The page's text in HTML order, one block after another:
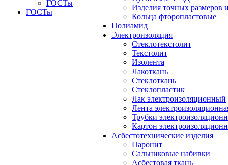
ГОСТы
ГОСТы
Изделия точных размеров
Кольца фторопластовые
Полиамид
Электроизоляция
Стеклотекстолит
Текстолит
Изолента
Лакоткань
Стеклоткань
Стеклопластик
Лак электроизоляционный
Лента
Трубки
Картон
Асбестотехнические изделия
Паронит
Сальниковые набивки
Асбестовая ткань